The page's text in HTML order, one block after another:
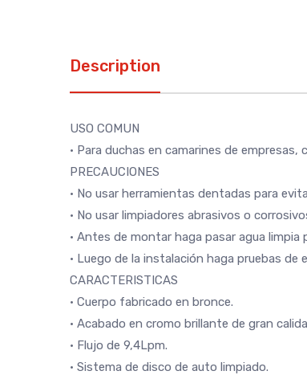
Description
USO COMUN
• Para duchas en camarines de empresas,
PRECAUCIONES
• No usar herramientas dentadas para
• No usar limpiadores abrasivos o
• Antes de montar haga pasar agua
• Luego de la instalación haga pruebas
CARACTERISTICAS
• Cuerpo fabricado en bronce.
• Acabado en cromo brillante de gran
• Flujo de 9,4Lpm.
• Sistema de disco de auto limpiado.